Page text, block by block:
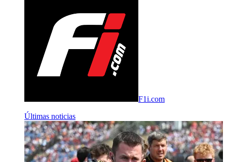
F1i.com
Últimas noticias